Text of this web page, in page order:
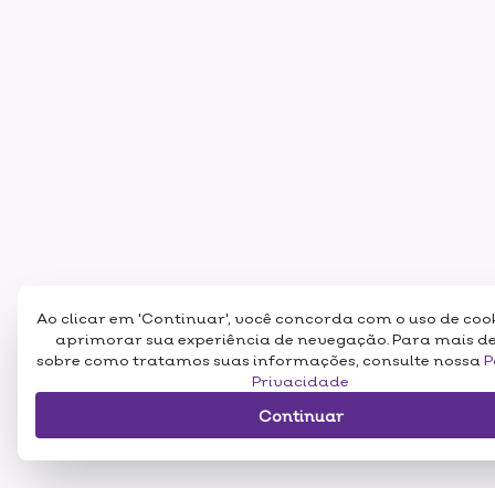
Ao clicar em 'Continuar', você concorda com o uso de
aprimorar sua experiência de nevegação. Para mais
sobre como tratamos suas informações, consulte nossa
Privacidade
Continuar